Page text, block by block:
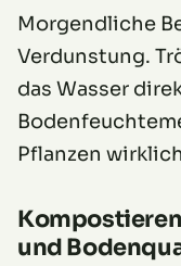
Morgendliche
Verdunstung.
das Wasser
Pflanzen
und